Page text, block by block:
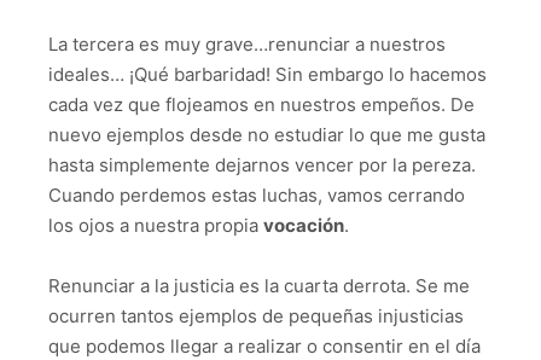
La tercera es muy grave…renunciar a nuestros
ideales… ¡Qué barbaridad! Sin embargo lo hacemos
cada vez que flojeamos en nuestros empeños. De
nuevo ejemplos desde no estudiar lo que me gusta
hasta simplemente dejarnos vencer por la pereza.
Cuando perdemos estas luchas, vamos cerrando
los ojos a nuestra propia vocación.
Renunciar a la justicia es la cuarta derrota. Se me
ocurren tantos ejemplos de pequeñas injusticias
que podemos llegar a realizar o consentir en el día